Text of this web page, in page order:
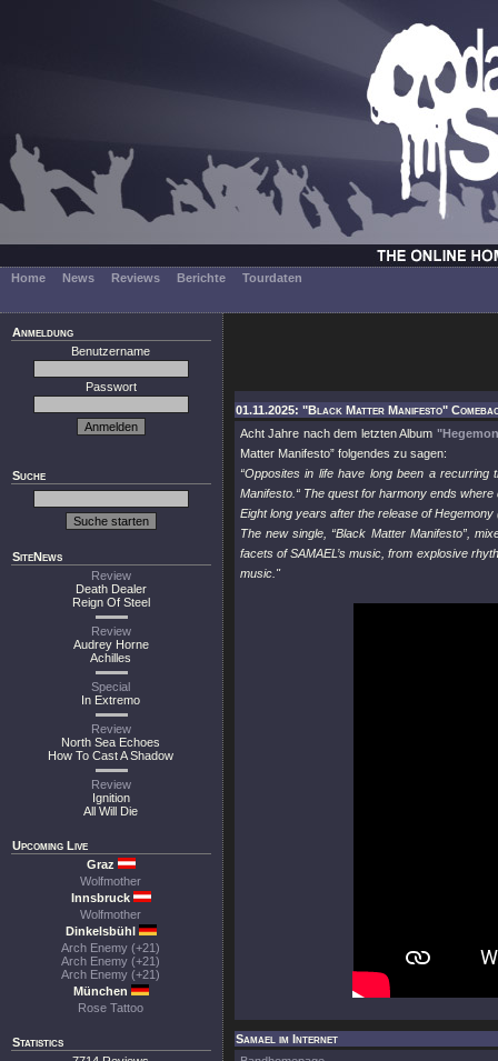
Home News Reviews Berichte Tourdaten
Anmeldung
Benutzername
Passwort
Suche
SiteNews
Review
Death Dealer
Reign Of Steel
Review
Audrey Horne
Achilles
Special
In Extremo
Review
North Sea Echoes
How To Cast A Shadow
Review
Ignition
All Will Die
Upcoming Live
Graz
Wolfmother
Innsbruck
Wolfmother
Dinkelsbühl
Arch Enemy (+21)
Arch Enemy (+21)
Arch Enemy (+21)
München
Rose Tattoo
Statistics
01.11.2025: "Black Matter Manifesto"
Acht Jahre nach dem letzten Album
Matter Manifesto” folgendes zu sagen:
“Opposites in life have long been a
Manifesto.“ The quest for harmony ends
Eight long years after the release of
The new single, “Black Matter Manifesto”,
facets of SAMAEL’s music, from explosive
music."
Samael im Internet